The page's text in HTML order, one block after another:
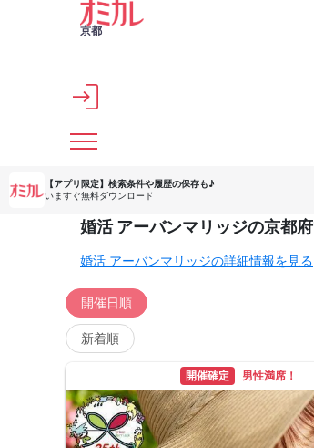
メインコンテンツへスキップ
京都
【アプリ限定】 検索条件や履歴の保存も♪
いますぐ無料ダウンロード
婚活 アーバンマリッジの京都
婚活 アーバンマリッジの詳細情報を見る
開催日順
新着順
開催確定 男性満席！